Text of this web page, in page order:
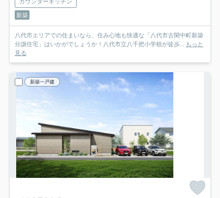
カウンターキッチン
新築
八代市エリアでの住まいなら、住み心地も快適な「八代市古閑中町新築
分譲住宅」はいかがでしょうか！八代市立八千把小学校が徒歩... もっと
見る
新築一戸建